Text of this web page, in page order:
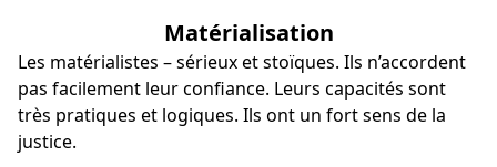
Matérialisation
Les matérialistes – sérieux et stoïques. Ils n’accordent
pas facilement leur confiance. Leurs capacités sont
très pratiques et logiques. Ils ont un fort sens de la
justice.